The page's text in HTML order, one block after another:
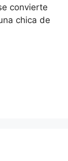
convierte
chica de